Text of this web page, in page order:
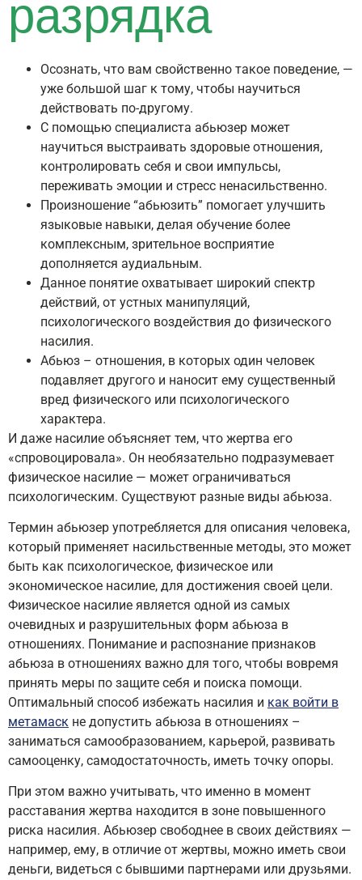
разрядка
Осознать, что вам свойственно такое поведение, —
уже большой шаг к тому, чтобы научиться
действовать по-другому.
С помощью специалиста абьюзер может
научиться выстраивать здоровые отношения,
контролировать себя и свои импульсы,
переживать эмоции и стресс ненасильственно.
Произношение “абьюзить” помогает улучшить
языковые навыки, делая обучение более
комплексным, зрительное восприятие
дополняется аудиальным.
Данное понятие охватывает широкий спектр
действий, от устных манипуляций,
психологического воздействия до физического
насилия.
Абьюз – отношения, в которых один человек
подавляет другого и наносит ему существенный
вред физического или психологического
характера.
И даже насилие объясняет тем, что жертва его
«спровоцировала». Он необязательно подразумевает
физическое насилие — может ограничиваться
психологическим. Существуют разные виды абьюза.
Термин абьюзер употребляется для описания человека,
который применяет насильственные методы, это может
быть как психологическое, физическое или
экономическое насилие, для достижения своей цели.
Физическое насилие является одной из самых
очевидных и разрушительных форм абьюза в
отношениях. Понимание и распознание признаков
абьюза в отношениях важно для того, чтобы вовремя
принять меры по защите себя и поиска помощи.
Оптимальный способ избежать насилия и как войти в
метамаск не допустить абьюза в отношениях –
заниматься самообразованием, карьерой, развивать
самооценку, самодостаточность, иметь точку опоры.
При этом важно учитывать, что именно в момент
расставания жертва находится в зоне повышенного
риска насилия. Абьюзер свободнее в своих действиях —
например, ему, в отличие от жертвы, можно иметь свои
деньги, видеться с бывшими партнерами или друзьями.